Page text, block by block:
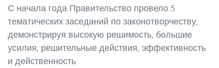
С начала года Правительство провело 5
тематических заседаний по законотворчеству,
демонстрируя высокую решимость, большие
усилия, решительные действия, эффективность
и действенность